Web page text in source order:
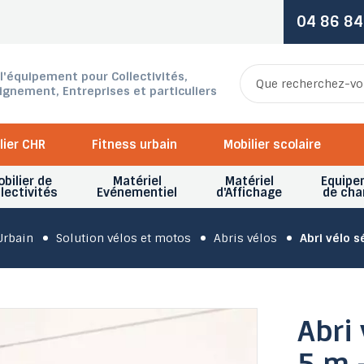
04 86
pour Collectivités,
Entreprises et particuliers
CHR Fitness urbain Mobilier scolaire
de Matériel
Evénementiel
Matériel
d'Affichage de
Solution vélos et motos Abris vélos Abri vélo
Abri